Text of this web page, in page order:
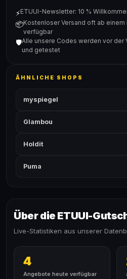
⚡ETUUI-Newsletter: 10 %
📦Kostenloser Versand oft ab
verfügbar
🛡️Alle unsere Codes werden vor
und getestet
ÄHNLICHE SHOPS
myspiegel
Glambou
Holdit
Puma
Über die ETUUI-
Live-Statistiken aus unserer
4
Angebote heute verfügbar